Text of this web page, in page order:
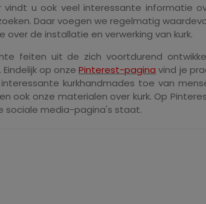
vindt u ook veel interessante informatie
Daar voegen we regelmatig
de installatie en verwerking van kurk.
feiten uit de zich voortdurend
Eindelijk op onzePinterest-pagina vind je
kurkhandmades toe van
ook onze materialen over kurk. Op
sociale media-pagina's staat.